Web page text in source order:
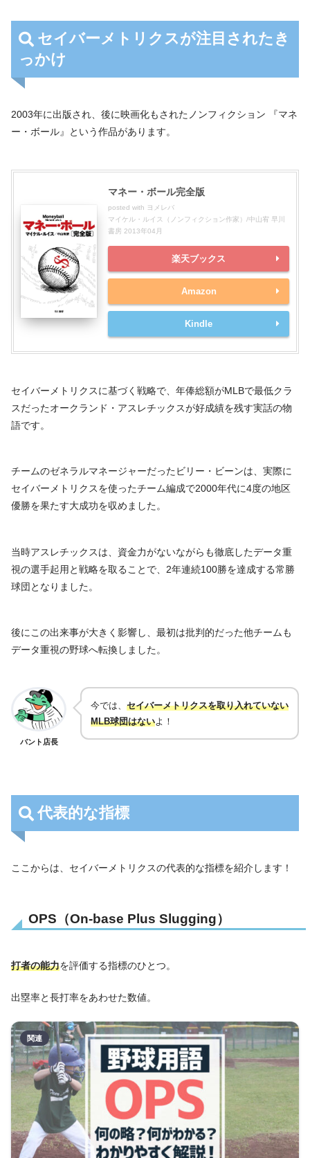
セイバーメトリクスが注目されたき
っかけ
2003年に出版され、後に映画化もされたノンフィクション 『マネ
ー・ボール』という作品があります。
マネー・ボール完全版
posted with ヨメレバ
マイケル・ルイス（ノンフィクション作家）/中山宥 早川
書房 2013年04月
楽天ブックス
Amazon
Kindle
セイバーメトリクスに基づく戦略で、年俸総額がMLBで最低クラ
スだったオークランド・アスレチックスが好成績を残す実話の物
語です。
チームのゼネラルマネージャーだったビリー・ビーンは、実際に
セイバーメトリクスを使ったチーム編成で2000年代に4度の地区
優勝を果たす大成功を収めました。
当時アスレチックスは、資金力がないながらも徹底したデータ重
視の選手起用と戦略を取ることで、2年連続100勝を達成する常勝
球団となりました。
後にこの出来事が大きく影響し、最初は批判的だった他チームも
データ重視の野球へ転換しました。
バント店長
今では、 セイバーメトリクスを取り入れていない
MLB球団はないよ！
代表的な指標
ここからは、セイバーメトリクスの代表的な指標を紹介します！
OPS（On-base P lus S lugging）
打者の能力を評価する指標のひとつ。
出塁率と長打率をあわせた数値。